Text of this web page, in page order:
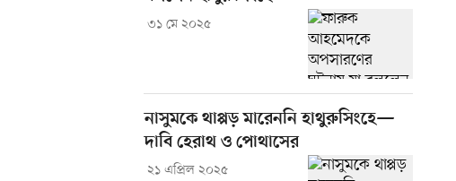
৩১ মে ২০২৫
নাসুমকে থাপ্পড় মারেননি হাথুরুসিংহে—
দাবি হেরাথ ও পোথাসের
২১ এপ্রিল ২০২৫